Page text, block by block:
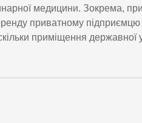
медицини. Зокрема,
приватному
приміщення